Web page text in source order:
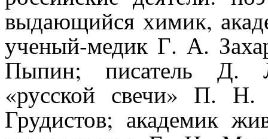
выдающийся химик,
ученый-медик Г. А.
Пыпин; писатель Д.
«русской свечи» П.
Грудистов; академик